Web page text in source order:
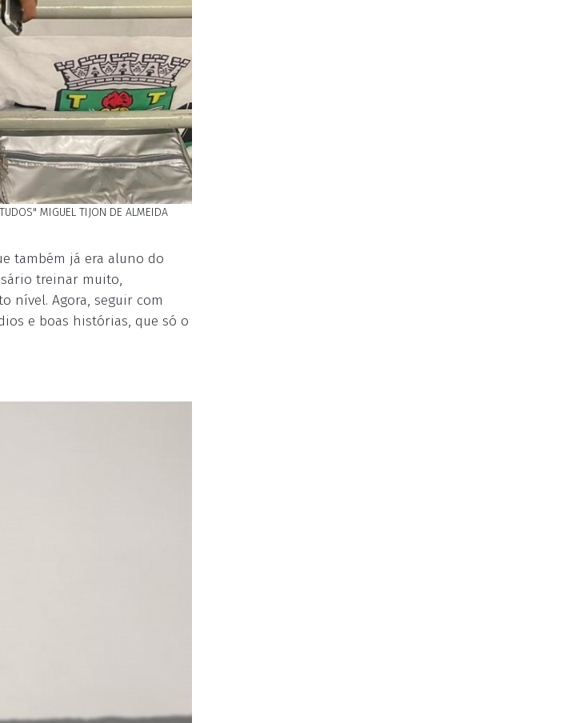
MIGUEL TIJON DE ALMEIDA
também já era aluno do
treinar muito,
nível. Agora, seguir com
e boas histórias, que só o